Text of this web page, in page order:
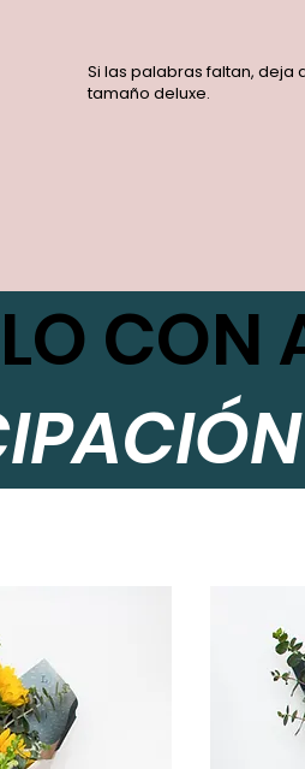
Si las palabras faltan, deja
tamaño deluxe.
CON